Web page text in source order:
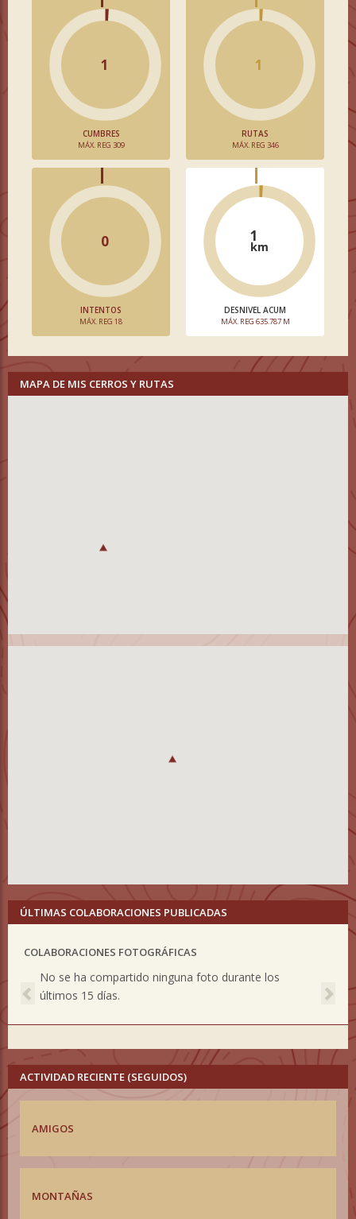
1
CUMBRES
MÁX. REG 309
1
RUTAS
MÁX. REG 346
0
INTENTOS
MÁX. REG 18
1
km
DESNIVEL ACUM
MÁX. REG 635.787 M
MAPA DE MIS CERROS Y RUTAS
ÚLTIMAS COLABORACIONES PUBLICADAS
COLABORACIONES FOTOGRÁFICAS
No se ha compartido ninguna foto durante los
últimos 15 días.
Previous
ACTIVIDAD RECIENTE (SEGUIDOS)
AMIGOS
MONTAÑAS